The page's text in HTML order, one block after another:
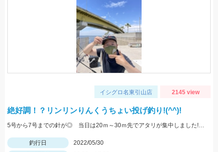
イシグロ名東引山店 2145 view
絶好調！？リンリンりんくうちょい投げ釣り!(^^)!
5号から7号までの針が◎ 当日は20ｍ～30ｍ先でアタリが集中しました!! 浜翔!!!感度ヨシ！！軽さ抜群！！
釣行日
2022/05/30